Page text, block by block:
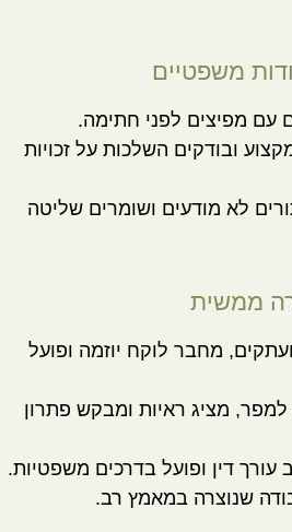
משפטיים
עם מפיצים לפני חתימה.
ובודקים השלכות על זכויות
לא מודעים ושומרים שליטה
ממשית
מחבר לוקח יוזמה ופועל
מציג ראיות ומבקש פתרון
דין ופועל בדרכים משפטיות.
שנוצרה במאמץ רב.